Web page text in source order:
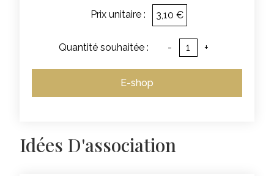
Prix unitaire : 3,10 €
Quantité souhaitée : - +
E-shop
Idées D'association